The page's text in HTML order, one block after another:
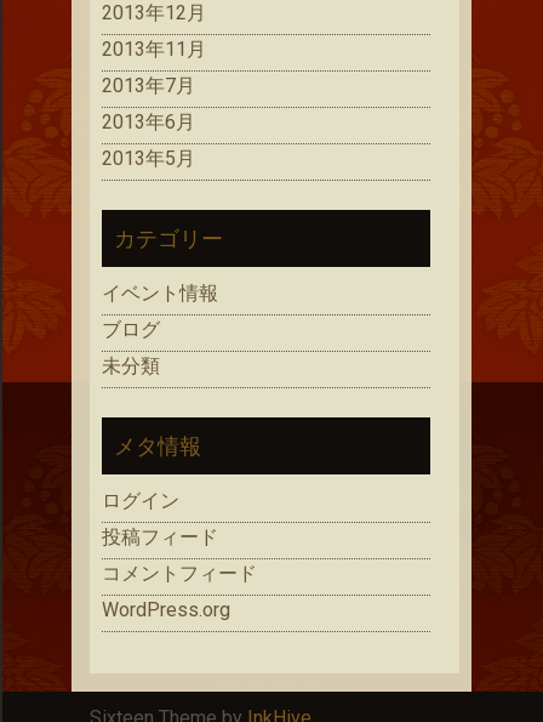
2013年12月
2013年11月
2013年7月
2013年6月
2013年5月
カテゴリー
イベント情報
ブログ
未分類
メタ情報
ログイン
投稿フィード
コメントフィード
WordPress.org